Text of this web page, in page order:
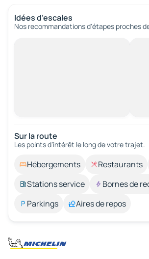
Idées d’escales
Nos recommandations d'étapes proches
Sur la route
Les points d’intérêt le long de votre trajet.
Hébergements Restaurants
Stations service
Bornes de
Parkings
Aires de repos